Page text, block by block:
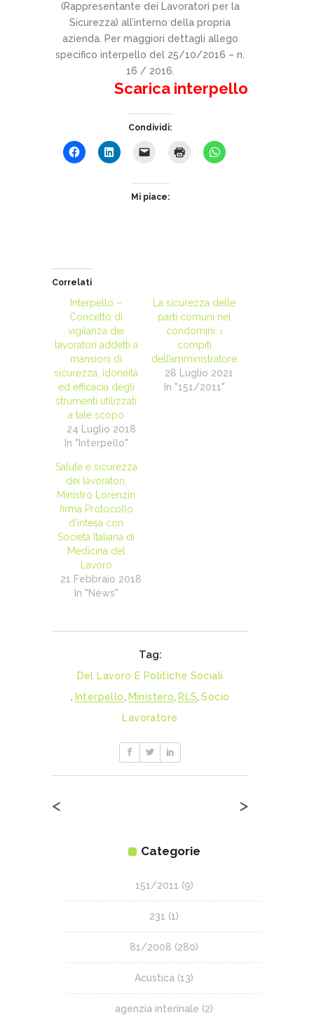
(Rappresentante dei Lavoratori per la
Sicurezza) all’interno della propria
azienda. Per maggiori dettagli allego
specifico interpello del 25/10/2016 – n.
16 / 2016.
Scarica interpello
Condividi:
Mi piace:
Correlati
Interpello –
Concetto di
vigilanza dei
lavoratori addetti a
mansioni di
sicurezza, idoneità
ed efficacia degli
strumenti utilizzati
a tale scopo
24 Luglio 2018
In "Interpello"
La sicurezza delle
parti comuni nei
condomini: i
compiti
dell’amministratore
28 Luglio 2021
In "151/2011"
Salute e sicurezza
dei lavoratori,
Ministro Lorenzin
firma Protocollo
d’intesa con
Società Italiana di
Medicina del
Lavoro
21 Febbraio 2018
In "News"
Tag:
Del Lavoro E Politiche Sociali
Interpello Ministero RLS Socio
Lavoratore
< >
Categorie
151/2011 (9)
231 (1)
81/2008 (280)
Acustica (13)
agenzia interinale (2)